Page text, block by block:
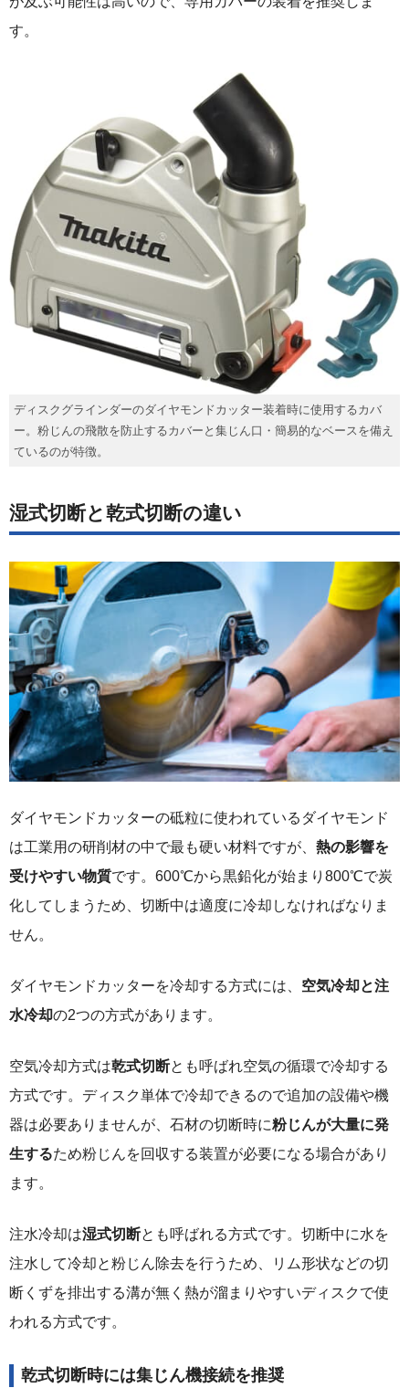
す。
ディスクグラインダーのダイヤモンドカッター装着時に使用するカバ
ー。粉じんの飛散を防止するカバーと集じん口・簡易的なベースを備え
ているのが特徴。
湿式切断と乾式切断の違い
ダイヤモンドカッターの砥粒に使われているダイヤモンド
は工業用の研削材の中で最も硬い材料ですが、 熱の影響を
受けやすい物質です。600℃から黒鉛化が始まり800℃で炭
化してしまうため、切断中は適度に冷却しなければなりま
せん。
ダイヤモンドカッターを冷却する方式には、 空気冷却と注
水冷却の2つの方式があります。
空気冷却方式は乾式切断とも呼ばれ空気の循環で冷却する
方式です。ディスク単体で冷却できるので追加の設備や機
器は必要ありませんが、石材の切断時に粉じんが大量に発
生するため粉じんを回収する装置が必要になる場合があり
ます。
注水冷却は湿式切断とも呼ばれる方式です。切断中に水を
注水して冷却と粉じん除去を行うため、リム形状などの切
断くずを排出する溝が無く熱が溜まりやすいディスクで使
われる方式です。
乾式切断時には集じん機接続を推奨